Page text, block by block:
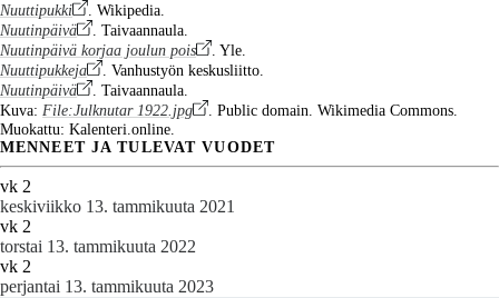
Nuuttipukki
. Wikipedia.
Nuutinpäivä
. Taivaannaula.
Nuutinpäivä korjaa joulun pois
. Yle.
Nuuttipukkeja
. Vanhustyön keskusliitto.
Nuutinpäivä
. Taivaannaula.
Kuva: File:Julknutar 1922.jpg
. Public domain. Wikimedia Commons.
Muokattu: Kalenteri.online.
MENNEET JA TULEVAT VUODET
vk 2
keskiviikko 13. tammikuuta 2021
vk 2
torstai 13. tammikuuta 2022
vk 2
perjantai 13. tammikuuta 2023